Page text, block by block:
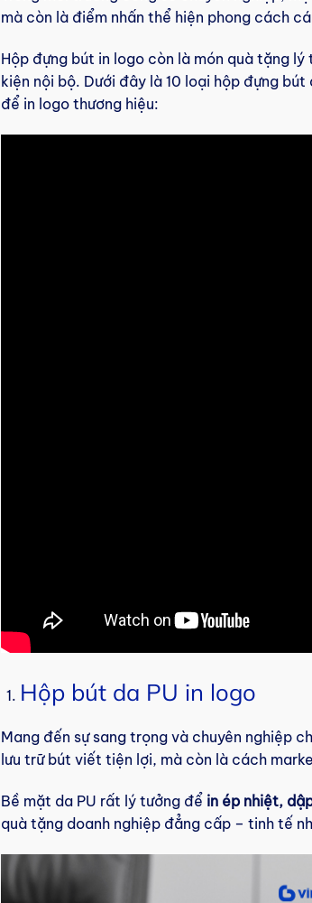
mà còn là điểm nhấn thể hiện phong cách
Hộp đựng bút in logo còn là món quà tặng
kiện nội bộ. Dưới đây là 10 loại hộp đựng
để in logo thương hiệu:
Hộp bút da PU in logo
Mang đến sự sang trọng và chuyên nghiệp
lưu trữ bút viết tiện lợi, mà còn là cách
Bề mặt da PU rất lý tưởng để in ép nhiệt,
quà tặng doanh nghiệp đẳng cấp – tinh tế